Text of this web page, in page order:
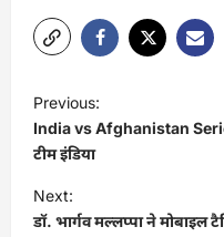
o
s
t
n
Previous:
India vs Afghanistan
टीम इंडिया
Next:
डॉ. भार्गव मल्लप्पा ने